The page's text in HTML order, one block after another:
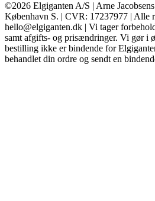
©2026 Elgiganten A/S | Arne
København S. | CVR: 17237977 | Alle
hello@elgiganten.dk | Vi tager
samt afgifts- og prisændringer. Vi gør i
bestilling ikke er bindende for
behandlet din ordre og sendt en